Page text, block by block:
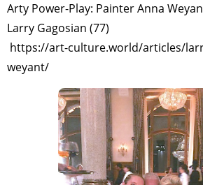
Arty Power-Play: Painter Anna
Larry Gagosian (77)
https://art-culture.world/articles/
weyant/